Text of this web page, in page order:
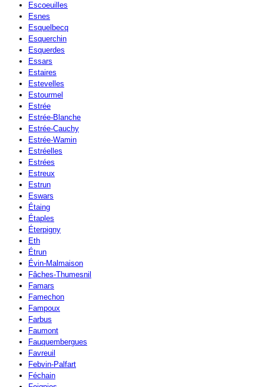
Escoeuilles
Esnes
Esquelbecq
Esquerchin
Esquerdes
Essars
Estaires
Estevelles
Estourmel
Estrée
Estrée-Blanche
Estrée-Cauchy
Estrée-Wamin
Estréelles
Estrées
Estreux
Estrun
Eswars
Étaing
Étaples
Éterpigny
Eth
Étrun
Évin-Malmaison
Fâches-Thumesnil
Famars
Famechon
Fampoux
Farbus
Faumont
Fauquembergues
Favreuil
Febvin-Palfart
Féchain